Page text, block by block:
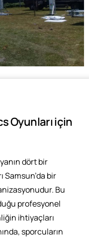
Oyunları için
dört bir
Samsun’da bir
Bu
profesyonel
ihtiyaçları
sporcuların